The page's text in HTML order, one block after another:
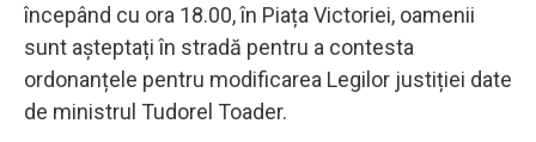
începând cu ora 18.00, în Piața Victoriei, oamenii
sunt așteptați în stradă pentru a contesta
ordonanțele pentru modificarea Legilor justiției date
de ministrul Tudorel Toader.